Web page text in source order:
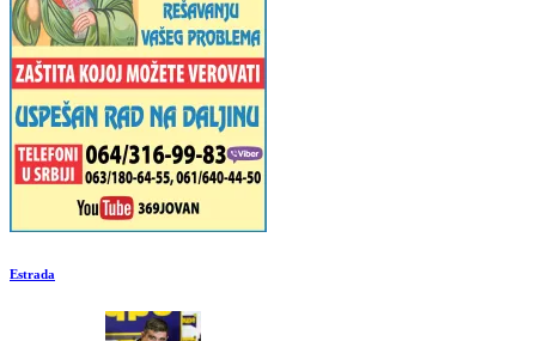
Estrada